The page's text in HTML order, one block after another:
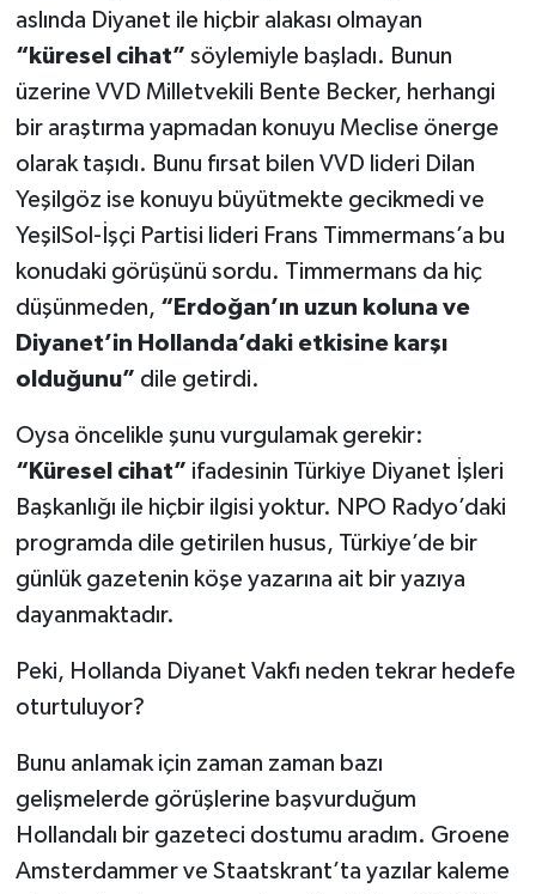
aslında Diyanet ile hiçbir alakası olmayan
“küresel cihat” söylemiyle başladı. Bunun
üzerine VVD Milletvekili Bente Becker, herhangi
bir araştırma yapmadan konuyu Meclise önerge
olarak taşıdı. Bunu fırsat bilen VVD lideri Dilan
Yeşilgöz ise konuyu büyütmekte gecikmedi ve
YeşilSol-İşçi Partisi lideri Frans Timmermans’a bu
konudaki görüşünü sordu. Timmermans da hiç
düşünmeden, “Erdoğan’ın uzun koluna ve
Diyanet’in Hollanda’daki etkisine karşı
olduğunu” dile getirdi.
Oysa öncelikle şunu vurgulamak gerekir:
“Küresel cihat” ifadesinin Türkiye Diyanet İşleri
Başkanlığı ile hiçbir ilgisi yoktur. NPO Radyo’daki
programda dile getirilen husus, Türkiye’de bir
günlük gazetenin köşe yazarına ait bir yazıya
dayanmaktadır.
Peki, Hollanda Diyanet Vakfı neden tekrar hedefe
oturtuluyor?
Bunu anlamak için zaman zaman bazı
gelişmelerde görüşlerine başvurduğum
Hollandalı bir gazeteci dostumu aradım. Groene
Amsterdammer ve Staatskrant’ta yazılar kaleme